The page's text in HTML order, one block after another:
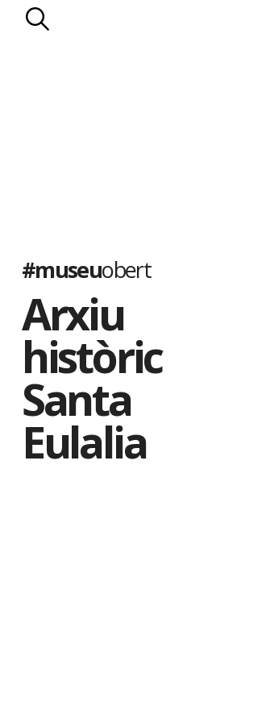
#museuobert
Arxiu
històric
Santa
Eulalia